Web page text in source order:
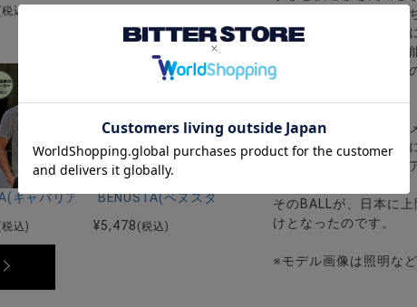
込)
水速乾コットンタッチクルーネック半袖Tシャツ/全2色
キャバリア)ワイヤー入りイタリアンカラー半袖シアサッカーポロ
税込)
BENUSTA(ベヌスタ)クルーネック半袖ニット/3色
¥5,478 (税込)
デイリーコーデには
ン、リラックスタイム
ユニセックスで着用
おすすめ。大切な方へ
イタリアンカジュアル
リア北東の都市RIMINI
それ以降、常にカジ
そのBALLが、日本に
けとなったのです。
※モデル画像は照明な